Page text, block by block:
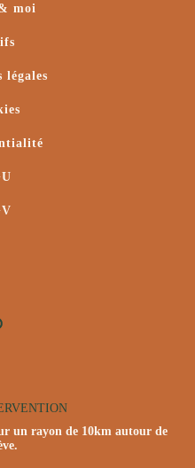
moi
légales
un rayon de 10km autour de